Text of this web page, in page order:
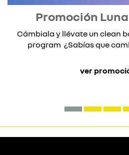
Promoción
Cámbiala y llévate un clean
program ¿Sabías que
ver